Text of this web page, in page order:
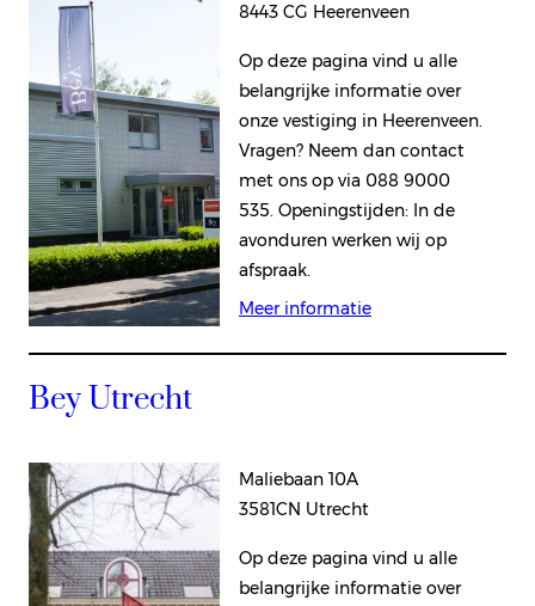
8443 CG Heerenveen
Op deze pagina vind u alle
belangrijke informatie over
onze vestiging in Heerenveen.
Vragen? Neem dan contact
met ons op via 088 9000
535. Openingstijden: In de
avonduren werken wij op
afspraak.
Meer informatie
Bey Utrecht
Maliebaan 10A
3581CN Utrecht
Op deze pagina vind u alle
belangrijke informatie over